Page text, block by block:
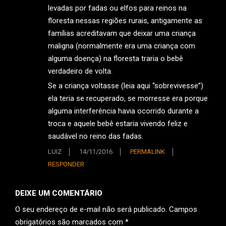
levadas por fadas ou elfos para reinos na
floresta nessas regiões rurais, antigamente as
famílias acreditavam que deixar uma criança
maligna (normalmente era uma criança com
alguma doença) na floresta traria o bebê
verdadeiro de volta.
Se a criança voltasse (leia aqui “sobrevivesse”)
ela teria se recuperado, se morresse era porque
alguma interferência havia ocorrido durante a
troca e aquele bebê estaria vivendo feliz e
saudável no reino das fadas.
LUIZ 14/11/2016
PERMALINK
RESPONDER
DEIXE UM COMENTÁRIO
O seu endereço de e-mail não será publicado. Campos
obrigatórios são marcados com *